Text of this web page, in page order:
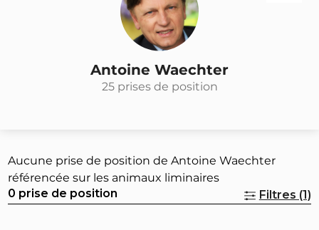
Antoine Waechter
25 prises de position
Aucune prise de position de Antoine Waechter
référencée sur les animaux liminaires
0 prise de position
Filtres (1)